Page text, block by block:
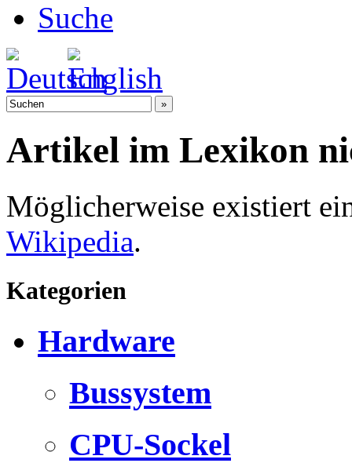
Suche
Artikel im Lexikon
Möglicherweise existiert
Wikipedia.
Kategorien
Hardware
Bussystem
CPU-Sockel